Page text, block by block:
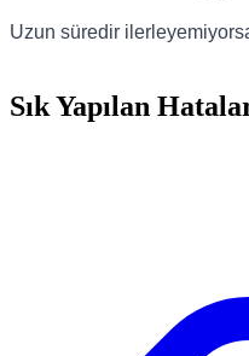
Uzun süredir
Sık Yapılan